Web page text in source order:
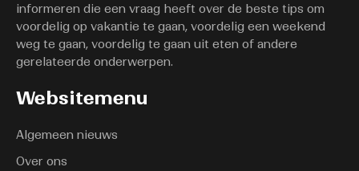
informeren die een vraag heeft over de beste tips om
voordelig op vakantie te gaan, voordelig een weekend
weg te gaan, voordelig te gaan uit eten of andere
gerelateerde onderwerpen.
Websitemenu
Algemeen nieuws
Over ons